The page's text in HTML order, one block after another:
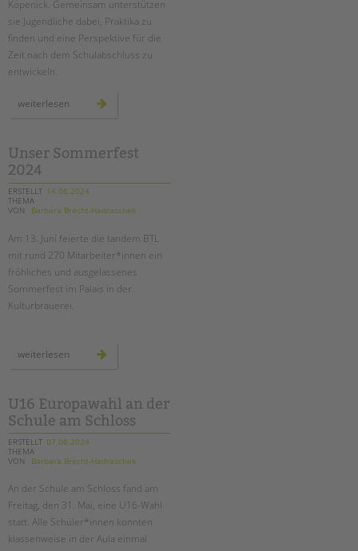
Köpenick. Gemeinsam unterstützen
sie Jugendliche dabei, Praktika zu
finden und eine Perspektive für die
Zeit nach dem Schulabschluss zu
entwickeln.
weiterlesen berufsorientierung
wildgarten
in
outreach
Unser Sommerfest
2024
ERSTELLT 14.06.2024
THEMA
VON
Barbara Brecht-Hadraschek
Am 13. Juni feierte die tandem BTL
mit rund 270 Mitarbeiter*innen ein
fröhliches und ausgelassenes
Sommerfest im Palais in der
Kulturbrauerei.
weiterlesen
sommerfest
U16 Europawahl an der
Schule am Schloss
ERSTELLT 07.06.2024
THEMA
VON
Barbara Brecht-Hadraschek
An der Schule am Schloss fand am
Freitag, den 31. Mai, eine U16-Wahl
statt. Alle Schüler*innen konnten
klassenweise in der Aula einmal